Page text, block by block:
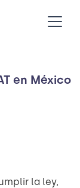
en México
la ley,